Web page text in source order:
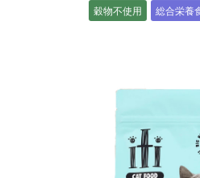
穀物不使用 総合栄養